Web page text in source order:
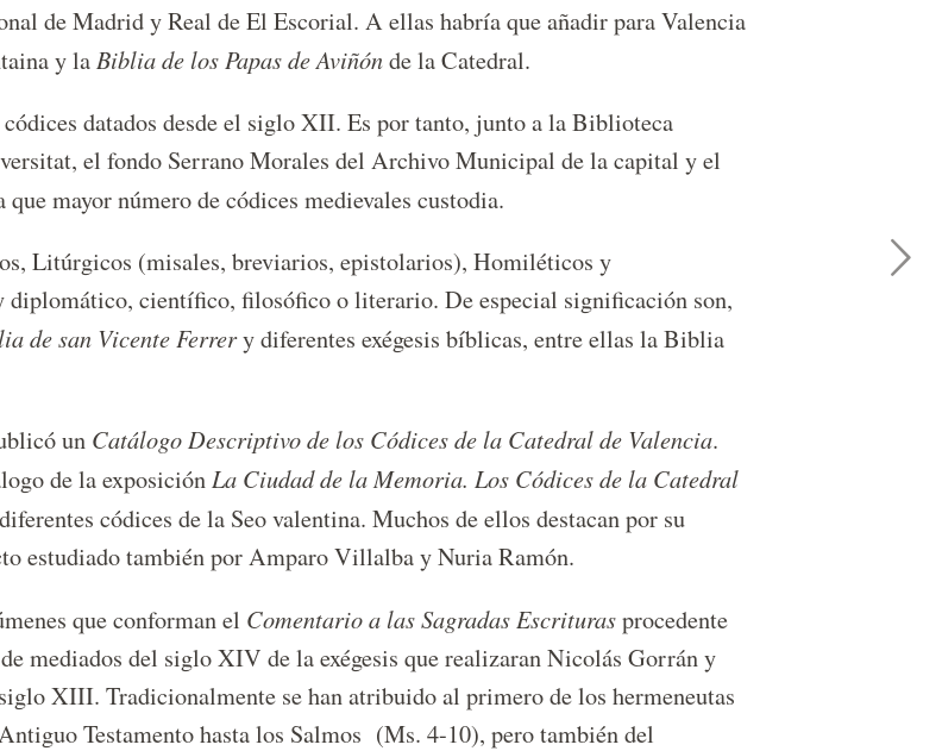
de Madrid y Real de El Escorial. A ellas habría que añadir para Valencia
y la Biblia de los Papas de Aviñónde la Catedral.
datados desde el siglo XII. Es por tanto, junto a la Biblioteca
el fondo Serrano Morales del Archivo Municipal de la capital y el
mayor número de códices medievales custodia.
Litúrgicos (misales, breviarios, epistolarios), Homiléticos y
científico, filosófico o literario. De especial significación son,
de san Vicente Ferrery diferentes exégesis bíblicas, entre ellas la Biblia
un Catálogo Descriptivo de los Códices de la Catedral de Valencia.
de la exposición La Ciudad de la Memoria. Los Códices de la Catedral
códices de la Seo valentina. Muchos de ellos destacan por su
estudiado también por Amparo Villalba y Nuria Ramón.
que conforman el Comentario a las Sagradas Escriturasprocedente
mediados del siglo XIV de la exégesis que realizaran Nicolás Gorrán y
XIII. Tradicionalmente se han atribuido al primero de los hermeneutas
Testamento hasta los Salmos (Ms. 4-10), pero también del